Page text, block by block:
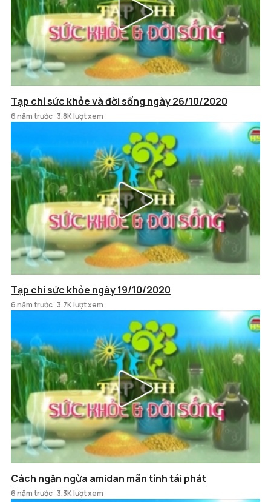
Tạp chí sức khỏe và đời sống ngày 26/10/2020
6 năm trước 3.8K lượt xem
Tạp chí sức khỏe ngày 19/10/2020
6 năm trước 3.7K lượt xem
Cách ngăn ngừa amidan mãn tính tái phát
6 năm trước 3.3K lượt xem